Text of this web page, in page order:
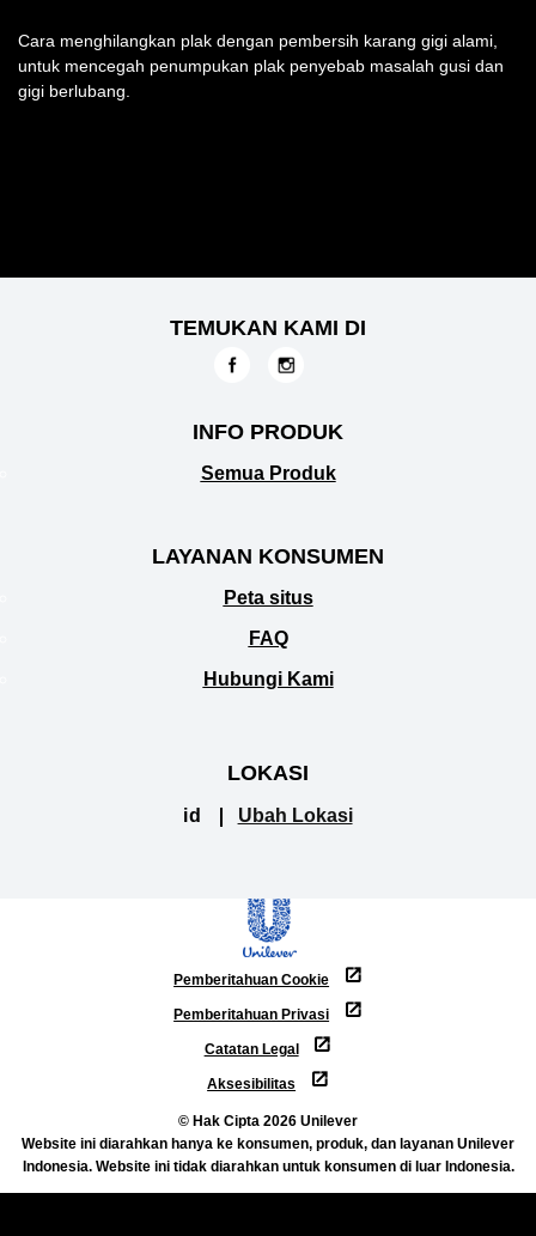
Cara menghilangkan plak dengan pembersih karang gigi alami,
untuk mencegah penumpukan plak penyebab masalah gusi dan
gigi berlubang.
TEMUKAN KAMI DI
INFO PRODUK
Semua Produk
LAYANAN KONSUMEN
Peta situs
FAQ
Hubungi Kami
LOKASI
id Ubah Lokasi
© Hak Cipta 2026 Unilever
Website ini diarahkan hanya ke konsumen, produk, dan layanan Unilever
Indonesia. Website ini tidak diarahkan untuk konsumen di luar Indonesia.
Pemberitahuan Cookie
Pemberitahuan Privasi
Catatan Legal
Aksesibilitas